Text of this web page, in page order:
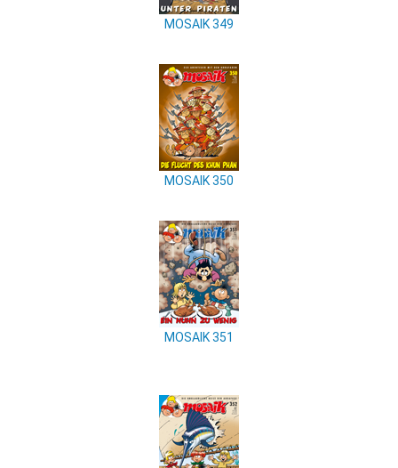
MOSAIK 349
MOSAIK 350
MOSAIK 351